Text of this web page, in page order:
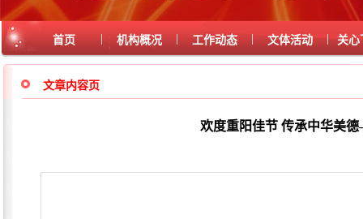
首页 | 机构概况 | 工作动态 | 文体活动 | 关心
文章内容页
欢度重阳佳节 传承中华美